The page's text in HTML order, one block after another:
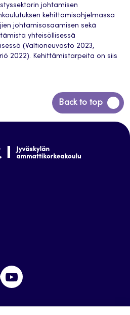
johtamisen
kehittämisohjelmassa
johtamisosaamisen sekä
yhteisöllisessä
(Valtioneuvosto 2023,
2022). Kehittämistarpeita on siis
Back to top
Siirry
takaisin
Twitter